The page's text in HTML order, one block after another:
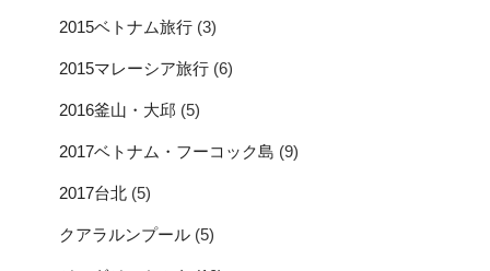
2015ベトナム旅行 (3)
2015マレーシア旅行 (6)
2016釜山・大邱 (5)
2017ベトナム・フーコック島 (9)
2017台北 (5)
クアラルンプール (5)